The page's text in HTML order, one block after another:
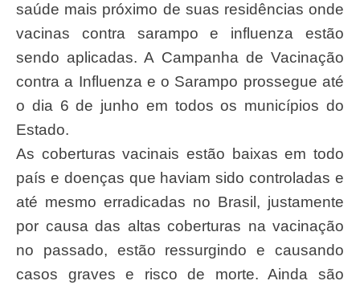
saúde mais próximo de suas residências onde
vacinas contra sarampo e influenza estão
sendo aplicadas. A Campanha de Vacinação
contra a Influenza e o Sarampo prossegue até
o dia 6 de junho em todos os municípios do
Estado.
As coberturas vacinais estão baixas em todo
país e doenças que haviam sido controladas e
até mesmo erradicadas no Brasil, justamente
por causa das altas coberturas na vacinação
no passado, estão ressurgindo e causando
casos graves e risco de morte. Ainda são